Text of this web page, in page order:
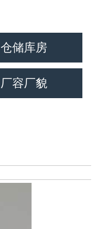
仓储库房
厂容厂貌